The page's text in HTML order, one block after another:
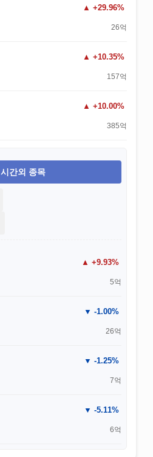
+29.96%
26억
+10.35%
157억
+10.00%
385억
시간외 종목
+9.93%
5억
-1.00%
26억
-1.25%
7억
-5.11%
6억